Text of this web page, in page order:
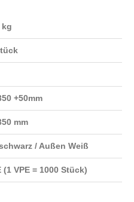
kg
+50mm
mm
/ Außen Weiß
(1 VPE = 1000 Stück)